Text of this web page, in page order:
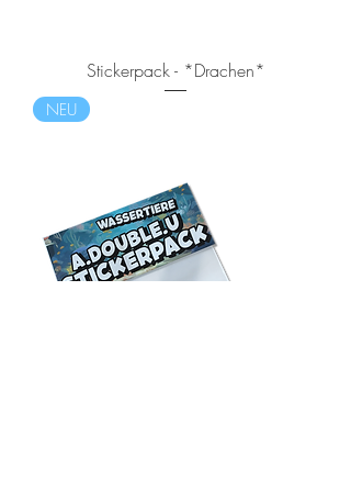
Stickerpack - *Drachen*
NEU